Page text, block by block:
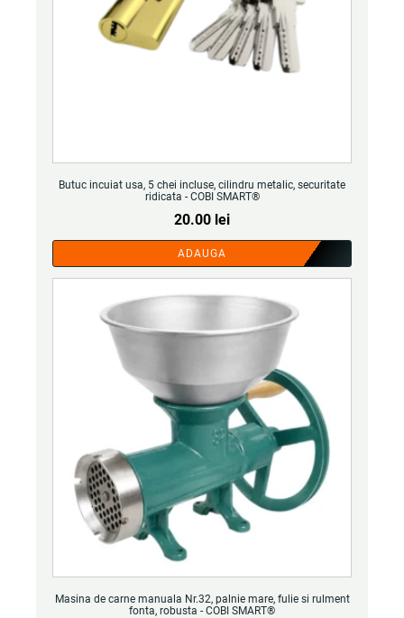
Butuc incuiat usa, 5 chei incluse, cilindru metalic, securitate
ridicata - COBI SMART®
20.00 lei
ADAUGA
Masina de carne manuala Nr.32, palnie mare, fulie si rulment
fonta, robusta - COBI SMART®